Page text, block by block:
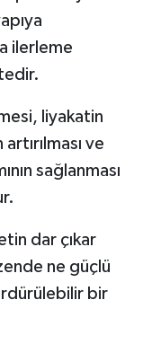
ilerleme
liyakatin
ve
sağlanması
dar çıkar
ne güçlü
bir